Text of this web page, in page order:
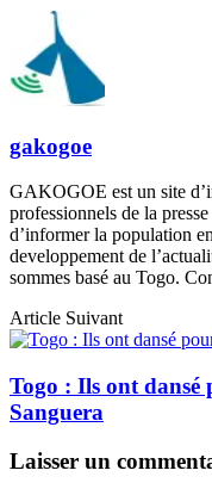
gakogoe
GAKOGOE est un site
professionnels de la
d’informer la population
developpement de
sommes basé au Togo.
Article Suivant
Togo : Ils ont dansé
Sanguera
Laisser un